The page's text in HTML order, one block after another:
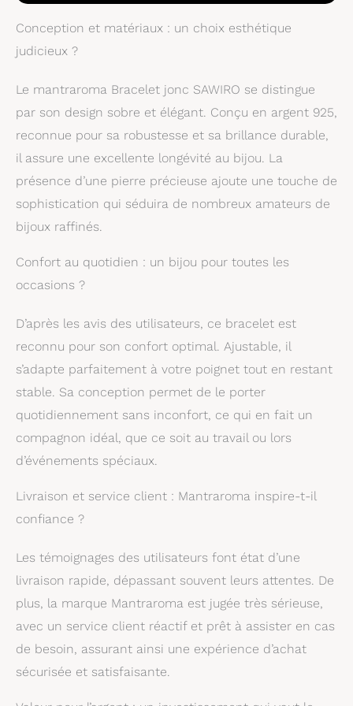
bracelet en argent
sterling 925 ajoute
une touche élégante à
pierres bleues
scintillantes ont une
taille de 6 x 9 mm. Le
bracelet a une
circonférence
Confortable à porter :
Le bracelet peut
le pliant.
Cadeau
apportera à coup sûr
de la joie.
Conception et matériaux : un choix esthétique
judicieux ?
Le mantraroma Bracelet jonc SAWIRO se distingue
par son design sobre et élégant. Conçu en argent 925,
reconnue pour sa robustesse et sa brillance durable,
il assure une excellente longévité au bijou. La
présence d’une pierre précieuse ajoute une touche de
sophistication qui séduira de nombreux amateurs de
bijoux raffinés.
Confort au quotidien : un bijou pour toutes les
occasions ?
D’après les avis des utilisateurs, ce bracelet est
reconnu pour son confort optimal. Ajustable, il
s’adapte parfaitement à votre poignet tout en restant
stable. Sa conception permet de le porter
quotidiennement sans inconfort, ce qui en fait un
compagnon idéal, que ce soit au travail ou lors
d’événements spéciaux.
Livraison et service client : Mantraroma inspire-t-il
confiance ?
Les témoignages des utilisateurs font état d’une
livraison rapide, dépassant souvent leurs attentes. De
plus, la marque Mantraroma est jugée très sérieuse,
avec un service client réactif et prêt à assister en cas
de besoin, assurant ainsi une expérience d’achat
sécurisée et satisfaisante.